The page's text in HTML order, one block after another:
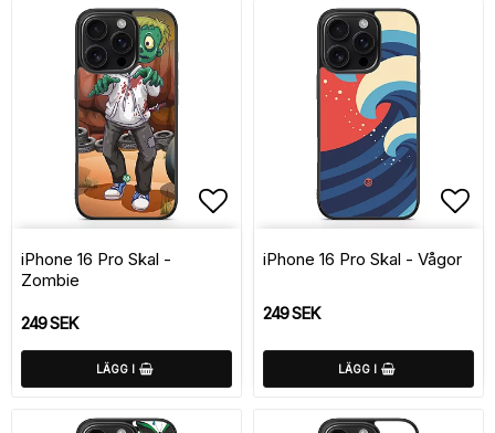
Lägg till i favoritlistan
iPhone 16 Pro Skal -
Zombie
249 SEK
LÄGG I
iPhone 16 Pro Skal - Vågor
249 SEK
LÄGG I